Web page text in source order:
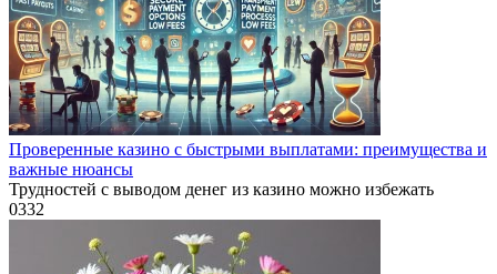
Проверенные казино с быстрыми выплатами: преимущества и
важные нюансы
Трудностей с выводом денег из казино можно избежать
0332